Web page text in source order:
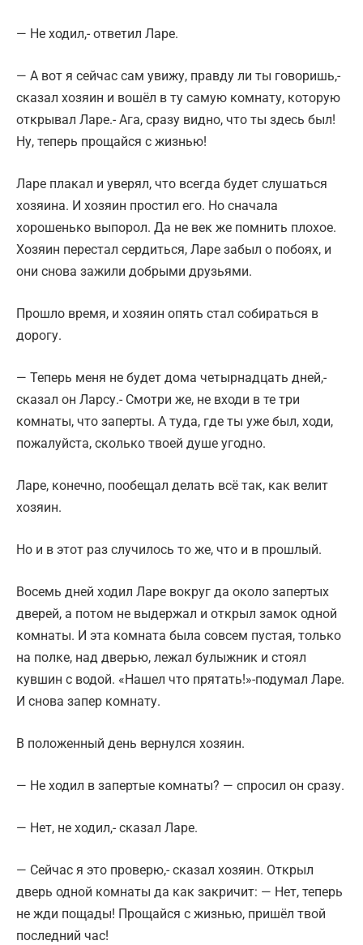
— Не ходил,- ответил Ларе.
— А вот я сейчас сам увижу, правду ли ты говоришь,-
сказал хозяин и вошёл в ту самую комнату, которую
открывал Ларе.- Ага, сразу видно, что ты здесь был!
Ну, теперь прощайся с жизнью!
Ларе плакал и уверял, что всегда будет слушаться
хозяина. И хозяин простил его. Но сначала
хорошенько выпорол. Да не век же помнить плохое.
Хозяин перестал сердиться, Ларе забыл о побоях, и
они снова зажили добрыми друзьями.
Прошло время, и хозяин опять стал собираться в
дорогу.
— Теперь меня не будет дома четырнадцать дней,-
сказал он Ларсу.- Смотри же, не входи в те три
комнаты, что заперты. А туда, где ты уже был, ходи,
пожалуйста, сколько твоей душе угодно.
Ларе, конечно, пообещал делать всё так, как велит
хозяин.
Но и в этот раз случилось то же, что и в прошлый.
Восемь дней ходил Ларе вокруг да около запертых
дверей, а потом не выдержал и открыл замок одной
комнаты. И эта комната была совсем пустая, только
на полке, над дверью, лежал булыжник и стоял
кувшин с водой. «Нашел что прятать!»-подумал Ларе.
И снова запер комнату.
В положенный день вернулся хозяин.
— Не ходил в запертые комнаты? — спросил он сразу.
— Нет, не ходил,- сказал Ларе.
— Сейчас я это проверю,- сказал хозяин. Открыл
дверь одной комнаты да как закричит: — Нет, теперь
не жди пощады! Прощайся с жизнью, пришёл твой
последний час!